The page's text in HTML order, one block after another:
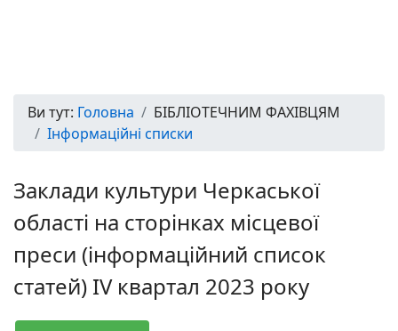
Ви тут: Головна
БІБЛІОТЕЧНИМ ФАХІВЦЯМ
Інформаційні списки
Заклади культури Черкаської
області на сторінках місцевої
преси (інформаційний список
статей) IV квартал 2023 року